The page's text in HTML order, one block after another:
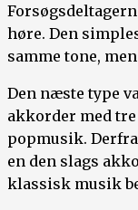
høre. Den
samme tone,
Den næste type
akkorder med
popmusik.
en den slags
klassisk musik